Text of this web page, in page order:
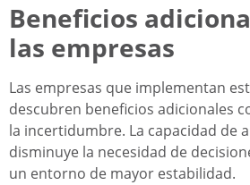
Beneficios
las empresas
Las empresas que implementan
descubren beneficios adicionales
la incertidumbre. La capacidad de
disminuye la necesidad de
un entorno de mayor estabilidad.